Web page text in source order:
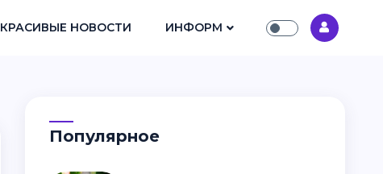
КРАСИВЫЕ НОВОСТИ ИНФОРМ
Популярное